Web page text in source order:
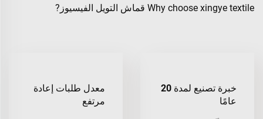
Why choose xingye textile قماش التويل الفيسيوز?
خبرة تصنيع لمدة 20
عامًا
معدل طلبات إعادة
مرتفع